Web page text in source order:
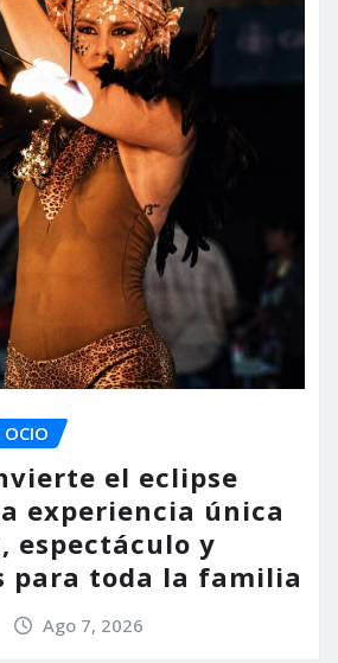
OCIO
el eclipse
experiencia única
espectáculo y
para toda la familia
Ago 7, 2026